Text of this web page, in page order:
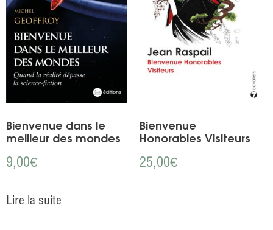
Bienvenue dans le
meilleur des mondes
9,00€
Lire la suite
Bienvenue
Honorables Visiteurs
25,00€